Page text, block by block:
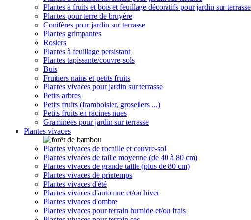
Plantes à fruits et bois et feuillage décoratifs pour jardin sur terrasse
Plantes pour terre de bruyère
Conifères pour jardin sur terrasse
Plantes grimpantes
Rosiers
Plantes à feuillage persistant
Plantes tapissante/couvre-sols
Buis
Fruitiers nains et petits fruits
Plantes vivaces pour jardin sur terrasse
Petits arbres
Petits fruits (framboisier, groseilers ...)
Petits fruits en racines nues
Graminées pour jardin sur terrasse
Plantes vivaces
Plantes vivaces de rocaille et couvre-sol
Plantes vivaces de taille moyenne (de 40 à 80 cm)
Plantes vivaces de grande taille (plus de 80 cm)
Plantes vivaces de printemps
Plantes vivaces d'été
Plantes vivaces d'automne et/ou hiver
Plantes vivaces d'ombre
Plantes vivaces pour terrain humide et/ou frais